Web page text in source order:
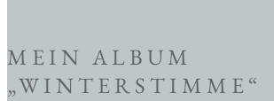
MEIN ALBUM
„WINTERSTIMME“